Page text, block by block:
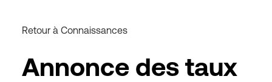
Retour à Connaissances
Annonce des taux